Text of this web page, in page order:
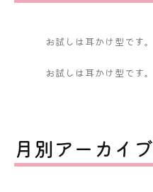
お試しは耳かけ型です。
お試しは耳かけ型です。
月別アーカイブ